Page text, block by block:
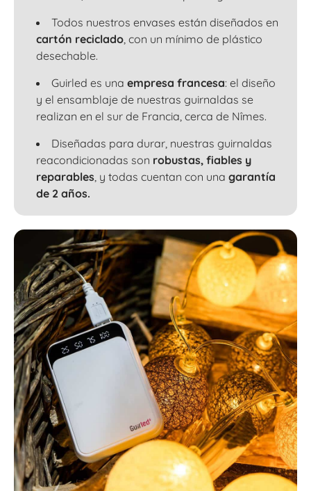
Todos nuestros envases están diseñados en
cartón reciclado , con un mínimo de plástico
desechable.
Guirled es una empresa francesa: el diseño
y el ensamblaje de nuestras guirnaldas se
realizan en el sur de Francia, cerca de Nîmes.
Diseñadas para durar, nuestras guirnaldas
reacondicionadas son robustas, fiables y
reparables , y todas cuentan con una garantía
de 2 años.